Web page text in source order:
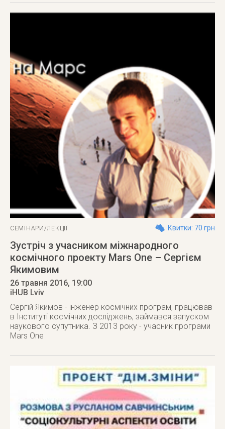
СЕМІНАРИ/ЛЕКЦІЇ Квитки: 70 грн
Зустріч з учасником міжнародного
космічного проекту Mars One – Сергієм
Якимовим
26 травня 2016, 19:00
iHUB Lviv
Сергій Якимов - інженер космічних програм, працював
в Інституті космічних досліджень, займався запуском
наукового супутника. З 2013 року - учасник програми
Mars One